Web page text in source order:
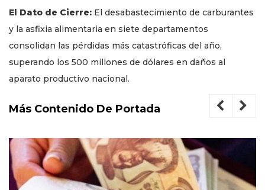
El Dato de Cierre: El desabastecimiento de carburantes
y la asfixia alimentaria en siete departamentos
consolidan las pérdidas más catastróficas del año,
superando los 500 millones de dólares en daños al
aparato productivo nacional.
Más Contenido De Portada